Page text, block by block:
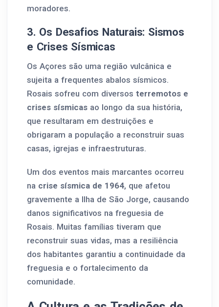
moradores.
3. Os Desafios Naturais: Sismos
e Crises Sísmicas
Os Açores são uma região vulcânica e
sujeita a frequentes abalos sísmicos.
Rosais sofreu com diversos terremotos e
crises sísmicas ao longo da sua história,
que resultaram em destruições e
obrigaram a população a reconstruir suas
casas, igrejas e infraestruturas.
Um dos eventos mais marcantes ocorreu
na crise sísmica de 1964, que afetou
gravemente a Ilha de São Jorge, causando
danos significativos na freguesia de
Rosais. Muitas famílias tiveram que
reconstruir suas vidas, mas a resiliência
dos habitantes garantiu a continuidade da
freguesia e o fortalecimento da
comunidade.